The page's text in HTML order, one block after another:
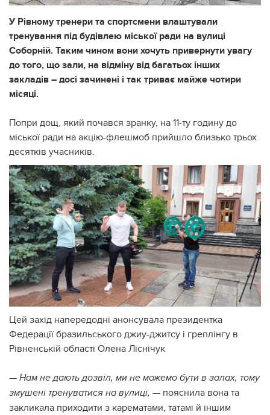
У Рівному тренери та спортсмени влаштували
тренування під будівлею міської ради на вулиці
Соборній. Таким чином вони хочуть привернути увагу
до того, що зали, на відміну від багатьох інших
закладів – досі зачинені і так триває майже чотири
місяці.
Попри дощ, який почався зранку, на 11-ту годину до
міської ради на акцію-флешмоб прийшло близько трьох
десятків учасників.
Цей захід напередодні анонсувала президентка
Федерації бразильського джиу-джитсу і греплінгу в
Рівненській області Олена Ліснічук
— Нам не дають дозвіл, ми не можемо бути в залах, тому
змушені тренуватися на вулиці, — пояснила вона та
закликала приходити з карематами, татамі й іншим